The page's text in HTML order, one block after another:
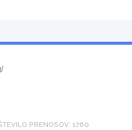
PRENOSOV: 1760